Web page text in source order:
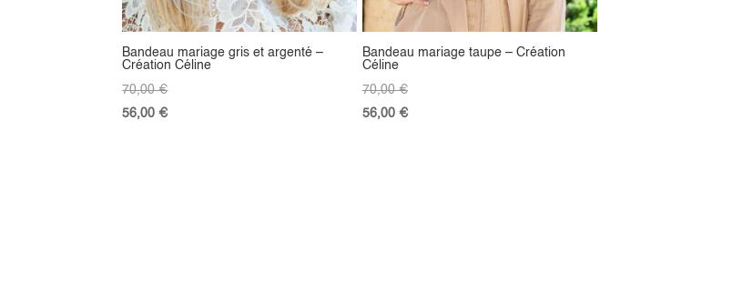
Bandeau mariage gris et argenté –
Création Céline
70,00€
56,00€
Bandeau mariage taupe – Création
Céline
70,00€
56,00 €